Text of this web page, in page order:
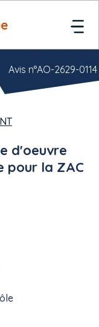
d'oeuvre
pour la ZAC
Avis n°AO-2629-0114